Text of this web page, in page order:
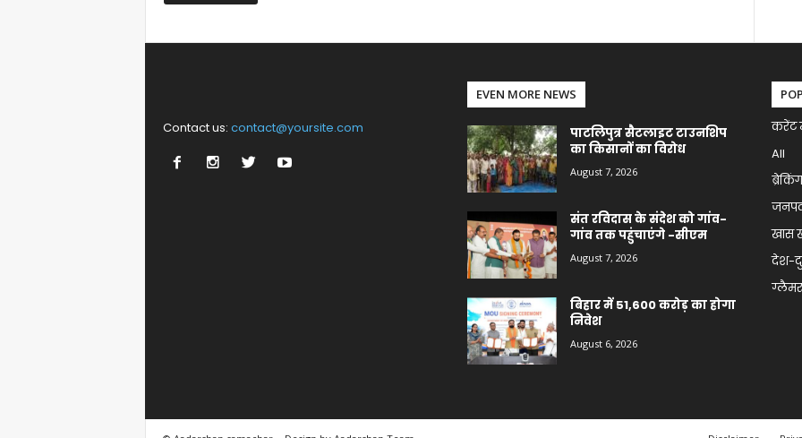
Contact us: contact@yoursite.com
EVEN MORE NEWS
पाटलिपुत्र सैटलाइट टाउनशिप
का किसानों का विरोध
August 7, 2026
संत रविदास के संदेश को गांव-
गांव तक पहुंचाएंगे -सीएम
August 7, 2026
बिहार में 51,600 करोड़ का होगा
निवेश
August 6, 2026
करेंट
All
खास
देश-
ग्लैमर